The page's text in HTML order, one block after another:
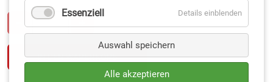
Essenziell Details einblenden
Auswahl speichern
Alle akzeptieren